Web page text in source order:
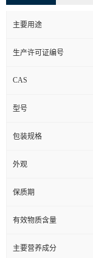
主要用途
生产许可证编号
CAS
型号
包装规格
外观
保质期
有效物质含量
主要营养成分